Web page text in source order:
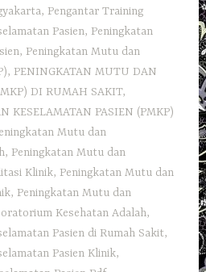
, Pengantar Training
Pasien, Peningkatan
, Peningkatan Mutu dan
, PENINGKATAN MUTU DAN
DI RUMAH SAKIT,
KESELAMATAN PASIEN (PMKP)
Mutu dan
, Peningkatan Mutu dan
Klinik, Peningkatan Mutu dan
, Peningkatan Mutu dan
Kesehatan Adalah,
Pasien di Rumah Sakit,
Pasien Klinik,